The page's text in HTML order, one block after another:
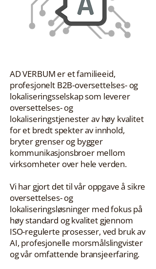
AD VERBUM er et familieeid,
profesjonelt B2B-oversettelses- og
lokaliseringsselskap som leverer
oversettelses- og
lokaliseringstjenester av høy kvalitet
for et bredt spekter av innhold,
bryter grenser og bygger
kommunikasjonsbroer mellom
virksomheter over hele verden.
Vi har gjort det til vår oppgave å sikre
oversettelses- og
lokaliseringsløsninger med fokus på
høy standard og kvalitet gjennom
ISO-regulerte prosesser, ved bruk av
AI, profesjonelle morsmålslingvister
og vår omfattende bransjeerfaring.